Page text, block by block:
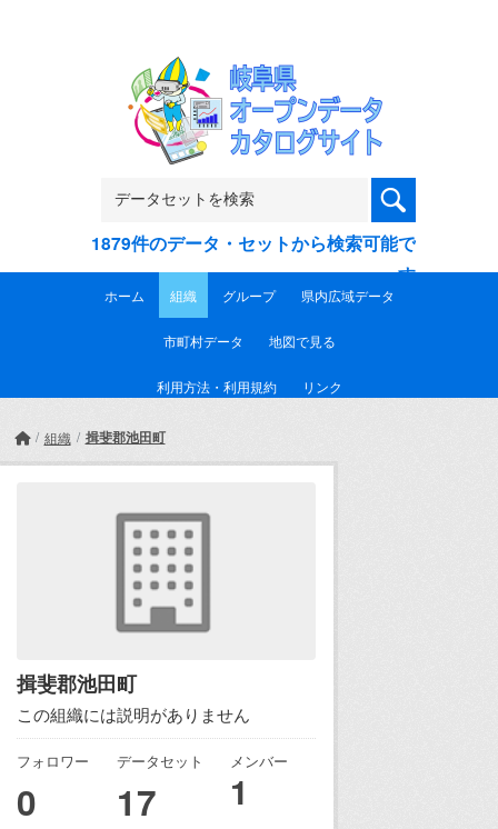
1879件のデータ・セットから検索可能で
す
ホーム 組織 グループ 県内広域データ
市町村データ 地図で見る
利用方法・利用規約 リンク
組織 揖斐郡池田町
揖斐郡池田町
この組織には説明がありません
フォロワー
0
データセット
17
メンバー
1